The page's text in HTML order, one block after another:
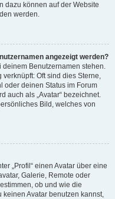
dazu können auf der Website
werden.
angezeigt werden?
deinem Benutzernamen stehen.
Oft sind dies Sterne,
oder deinen Status im Forum
auch als „Avatar“ bezeichnet.
Bild, welches von
„Profil“ einen Avatar über eine
Galerie, Remote oder
ob und wie die
keinen Avatar benutzen kannst,